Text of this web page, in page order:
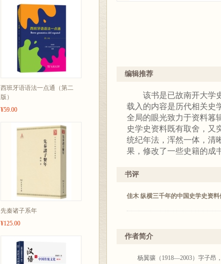
西班牙语语法一点通（第二
版）
¥59.00
先秦诸子系年
¥125.00
编辑推荐
该书是已故南开大学
载入的内容是历代相关史
全局的眼光致力于资料篹
史学史资料既有取舍，又
统纪年法，浑然一体，清
果，修改了一些史籍的成
书评
佳木 纵横三千年的中国史学史资料
作者简介
杨翼骧（1918—2003）字子昂，